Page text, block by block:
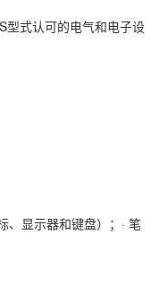
型式认可的电气和电子设
、显示器和键盘）；· 笔